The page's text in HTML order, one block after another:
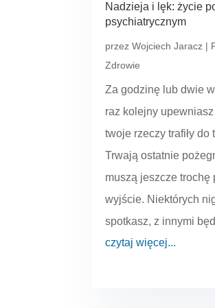
Nadzieja i lęk: życie
psychiatrycznym
przezWojciech Jaracz |
Zdrowie
Za godzinę lub dwie
raz kolejny
twoje rzeczy trafiły do
Trwają ostatnie
muszą jeszcze trochę
wyjście. Niektórych
spotkasz, z innymi
czytaj więcej...